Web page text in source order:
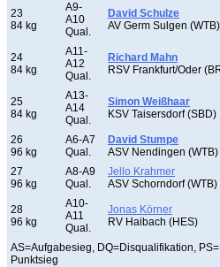
23
84 kg
A9-
A10
Qual.
David Schulze
AV Germ Sulgen (WTB)
24
84 kg
A11-
A12
Qual.
Richard Mahn
RSV Frankfurt/Oder
25
84 kg
A13-
A14
Qual.
Simon Weißhaar
KSV Taisersdorf (SBD)
26
96 kg
A6-A7
Qual.
David Stumpe
ASV Nendingen (WTB)
27
96 kg
A8-A9
Qual.
Jello Krahmer
ASV Schorndorf (WTB)
28
96 kg
A10-
A11
Qual.
Jonas Körner
RV Haibach (HES)
AS=Aufgabesieg, DQ=Disqualifikation,
Punktsieg